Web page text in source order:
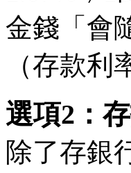
金錢「會
（存款利
選項2：
除了存銀